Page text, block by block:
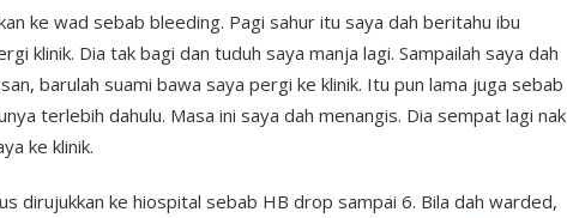
ke wad sebab bleeding. Pagi sahur itu saya dah beritahu ibu
klinik. Dia tak bagi dan tuduh saya manja lagi. Sampailah saya dah
barulah suami bawa saya pergi ke klinik. Itu pun lama juga sebab
terlebih dahulu. Masa ini saya dah menangis. Dia sempat lagi nak
ke klinik.
dirujukkan ke hiospital sebab HB drop sampai 6. Bila dah warded,